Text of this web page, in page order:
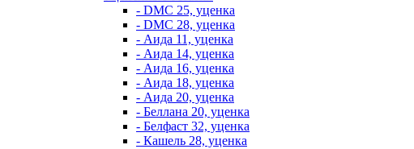
- DMC 25, уценка
- DMC 28, уценка
- Аида 11, уценка
- Аида 14, уценка
- Аида 16, уценка
- Аида 18, уценка
- Аида 20, уценка
- Беллана 20, уценка
- Белфаст 32, уценка
- Кашель 28, уценка